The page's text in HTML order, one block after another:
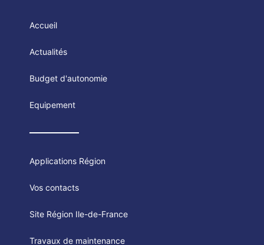
Accueil
Actualités
Budget d'autonomie
Equipement
Applications Région
Vos contacts
Site Région Ile-de-France
Travaux de maintenance